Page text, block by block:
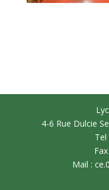
4-6 Rue Dulcie
Tel
Mail :